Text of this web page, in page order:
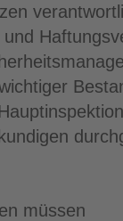
müssen